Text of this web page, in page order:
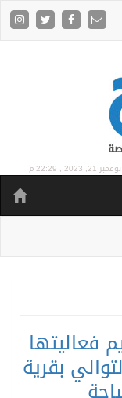
نوفمبر 21, 2023 , 22:29 م
فعاليتها
بقرية